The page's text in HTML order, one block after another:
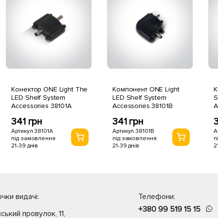
Конектор ONE Light The
LED Shelf System
Accessories 38101A
341 грн
Артикул 38101A
під замовлення
21-39 днів
Компонент ONE Light
LED Shelf System
Accessories 38101B
341 грн
Артикул 38101B
під замовлення
21-39 днів
видачі:
провулок, 11,
Телефони:
+380 99 519 15 15